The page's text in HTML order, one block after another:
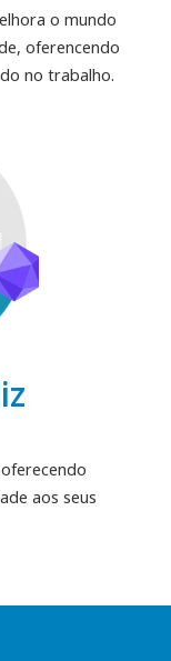
o mundo
oferencendo
no trabalho.
aos seus